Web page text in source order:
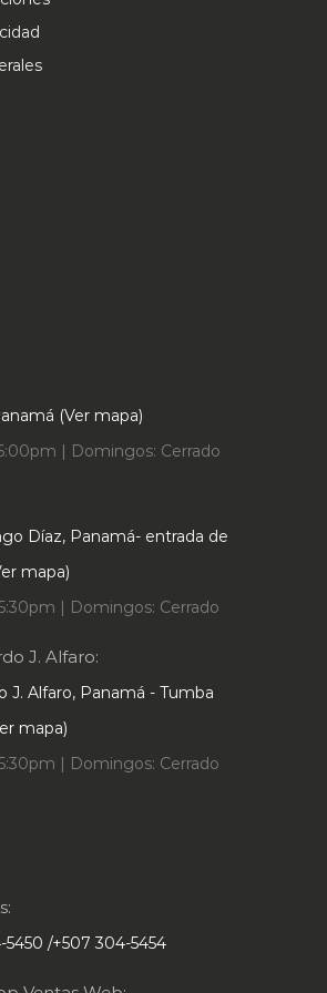
(Ver mapa)
| Domingos: Cerrado
Díaz, Panamá- entrada de
mapa)
| Domingos: Cerrado
J. Alfaro:
J. Alfaro, Panamá - Tumba
mapa)
| Domingos: Cerrado
5450 /+507 304-5454